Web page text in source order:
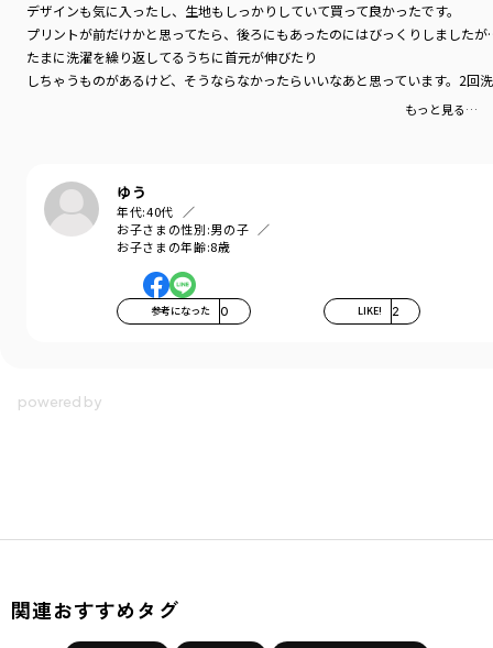
デザインも気に入ったし、生地もしっかりしていて買って良かったです。
プリントが前だけかと思ってたら、後ろにもあったのにはびっくりしました
たまに洗濯を繰り返してるうちに首元が伸びたり
しちゃうものがあるけど、そうならなかったらいいなあと思っています。2回
もっと見る…
ゆう
年代:40代
お子さまの性別:男の子
お子さまの年齢:8歳
参考になった 0 LIKE! 2
関連おすすめタグ